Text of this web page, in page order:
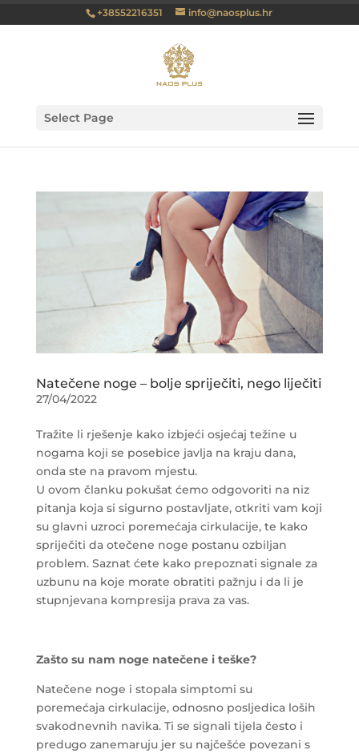
+38552216351 info@naosplus.hr
Select Page
Natečene noge – bolje spriječiti, nego liječiti
27/04/2022
Tražite li rješenje kako izbjeći osjećaj težine u
nogama koji se posebice javlja na kraju dana,
onda ste na pravom mjestu.
U ovom članku pokušat ćemo odgovoriti na niz
pitanja koja si sigurno postavljate, otkriti vam koji
su glavni uzroci poremećaja cirkulacije, te kako
spriječiti da otečene noge postanu ozbiljan
problem. Saznat ćete kako prepoznati signale za
uzbunu na koje morate obratiti pažnju i da li je
stupnjevana kompresija prava za vas.
Zašto su nam noge natečene i teške?
Natečene noge i stopala simptomi su
poremećaja cirkulacije, odnosno posljedica loših
svakodnevnih navika. Ti se signali tijela često i
predugo zanemaruju jer su najčešće povezani s